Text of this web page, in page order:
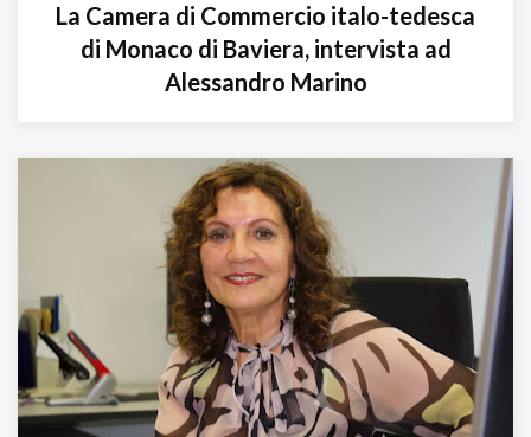
La Camera di Commercio italo-tedesca
di Monaco di Baviera, intervista ad
Alessandro Marino